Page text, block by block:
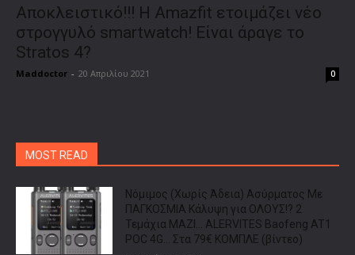
Αποκλειστικό!!! Η Amazfit ετοιμάζει νέο
στρογγυλό smartwatch! Είναι άραγε το
Stratos 4?
Maddoctor - 20 Απριλίου 2021 0
MOST READ
Νόμιμος (Χωρίς Άδεια) Ασύρματος Με
ΠΑΓΚΟΣΜΙΑ Κάλυψη για ΟΛΟΥΣ!? 2
Τεμάχια ΜΑΖΙ… ALERVITES Baofeng AT1
POC 4G… Στα 79€ ΚΟΜΠΛΕ (βίντεο)